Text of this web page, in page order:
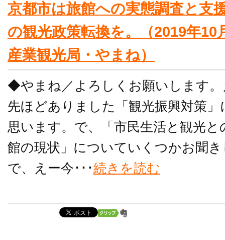
京都市は旅館への実態調査と支
の観光政策転換を。（2019年10
産業観光局・やまね）
◆やまね／よろしくお願いします
先ほどありました「観光振興対策
思います。で、「市民生活と観光
館の現状」についていくつかお聞
で、えー今･･･続きを読む